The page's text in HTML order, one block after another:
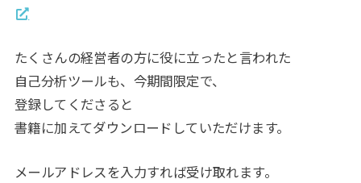
たくさんの経営者の方に役に立ったと言われた
自己分析ツールも、今期間限定で、
登録してくださると
書籍に加えてダウンロードしていただけます。
メールアドレスを入力すれば受け取れます。